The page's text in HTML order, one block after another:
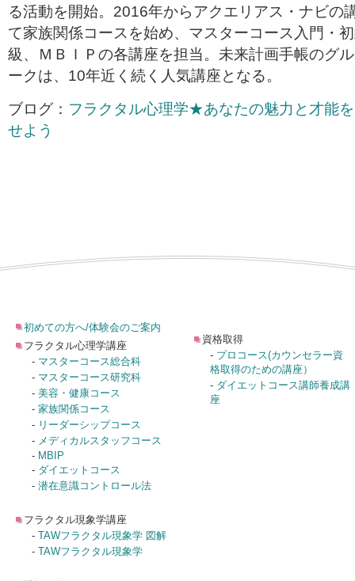
る活動を開始。2016年からアクエリアス・ナビの
て家族関係コースを始め、マスターコース入門・
級、ＭＢＩＰの各講座を担当。未来計画手帳のグ
ークは、10年近く続く人気講座となる。
ブログ： フラクタル心理学★あなたの魅力と才能
せよう
初めての方へ/体験会のご案内
フラクタル心理学講座
- マスターコース総合科
- マスターコース研究科
- 美容・健康コース
- 家族関係コース
- リーダーシップコース
- メディカルスタッフコース
- MBIP
- ダイエットコース
- 潜在意識コントロール法
フラクタル現象学講座
- TAWフラクタル現象学 図解
- TAWフラクタル現象学
資格取得
- プロコース(カウンセラー資
格取得のための講座）
- ダイエットコース講師養成講
座